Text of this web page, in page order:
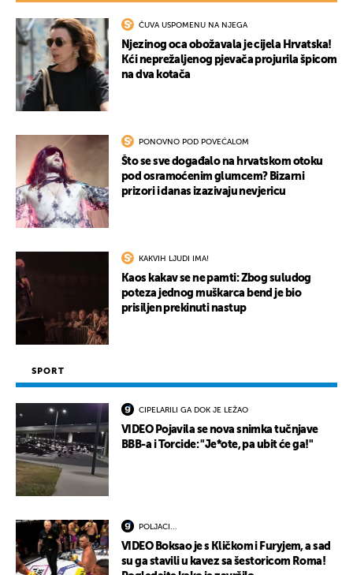
ČUVA USPOMENU NA NJEGA
Njezinog oca obožavala je cijela Hrvatska!
Kći neprežaljenog pjevača projurila špicom
na dva kotača
PONOVNO POD POVEĆALOM
Što se sve događalo na hrvatskom otoku
pod osramoćenim glumcem? Bizarni
prizori i danas izazivaju nevjericu
KAKVIH LJUDI IMA!
Kaos kakav se ne pamti: Zbog suludog
poteza jednog muškarca bend je bio
prisiljen prekinuti nastup
SPORT
CIPELARILI GA DOK JE LEŽAO
VIDEO Pojavila se nova snimka tučnjave
BBB-a i Torcide: "Je*ote, pa ubit će ga!"
POLJACI...
VIDEO Boksao je s Kličkom i Furyjem, a sad
su ga stavili u kavez sa šestoricom Roma!
UKLJUČITE NOTIFIKACIJE